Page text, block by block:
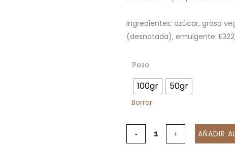
Ingredientes: azúcar, grasa
(desnatada), emulgente: E322,
Peso
100gr 50gr
Borrar
AÑADIR